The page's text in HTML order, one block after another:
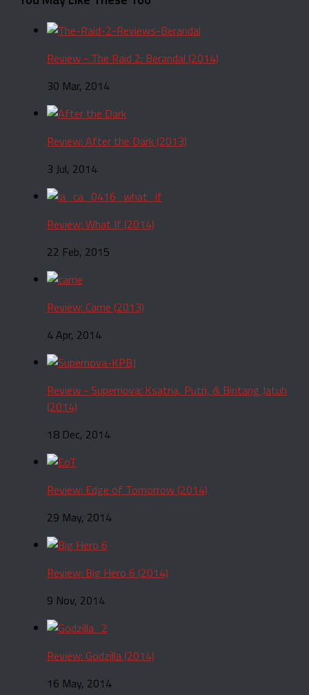
Review - The Raid 2: Berandal (2014)
30 Mar, 2014
Review: After the Dark (2013)
3 Jul, 2014
Review: What If (2014)
22 Feb, 2015
Review: Carrie (2013)
4 Apr, 2014
Review - Supernova: Ksatria, Putri, & Bintang Jatuh
(2014)
18 Dec, 2014
Review: Edge of Tomorrow (2014)
29 May, 2014
Review: Big Hero 6 (2014)
9 Nov, 2014
Review: Godzilla (2014)
16 May, 2014